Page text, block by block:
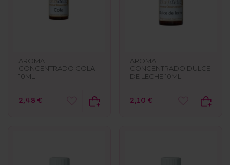
AROMA
CONCENTRADO COLA
10ML
2,48 €
AROMA
CONCENTRADO DULCE
DE LECHE 10ML
2,10 €